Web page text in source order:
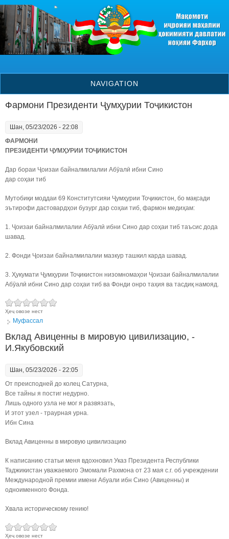
Skip to main content
NAVIGATION
Фармони Президенти Ҷумҳурии Тоҷикистон
Шан, 05/23/2026 - 22:08
ФАРМОНИ
ПРЕЗИДЕНТИ ҶУМҲУРИИ ТОҶИКИСТОН
Дар бораи Ҷоизаи байналмилалии Абӯалӣ ибни Сино
дар соҳаи тиб
Мутобиқи моддаи 69 Конститутсияи Ҷумҳурии Тоҷикистон, бо мақсади
эътирофи дастовардҳои бузург дар соҳаи тиб, фармон медиҳам:
1. Ҷоизаи байналмилалии Абӯалӣ ибни Сино дар соҳаи тиб таъсис дода
шавад.
2. Фонди Ҷоизаи байналмилалии мазкур ташкил карда шавад.
3. Ҳукумати Ҷумҳурии Тоҷикистон низомномаҳои Ҷоизаи байналмилалии
Абӯалӣ ибни Сино дар соҳаи тиб ва Фонди онро таҳия ва тасдиқ намояд.
Ҳеҷ овозе нест
Муфассал
Вклад Авиценны в мировую цивилизацию, -
И.Якубовский
Шан, 05/23/2026 - 22:05
От преисподней до колец Сатурна,
Все тайны я постиг недурно.
Лишь одного узла не мог я развязать,
И этот узел - траурная урна.
Ибн Сина
Вклад Авиценны в мировую цивилизацию
К написанию статьи меня вдохновил Указ Президента Республики
Таджикистан уважаемого Эмомали Рахмона от 23 мая с.г. об учреждении
Международной премии имени Абуали ибн Сино (Авиценны) и
одноименного Фонда.
Хвала историческому гению!
Ҳеҷ овозе нест